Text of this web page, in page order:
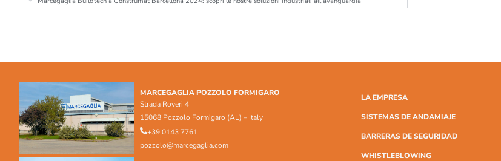
MARCEGAGLIA POZZOLO FORMIGARO
Strada Roveri 4
15068 Pozzolo Formigaro (AL) – Italy
+39 0143 7761
pozzolo@marcegaglia.com
LA EMPRESA
SISTEMAS DE ANDAMIAJE
BARRERAS DE SEGURIDAD
WHISTLEBLOWING